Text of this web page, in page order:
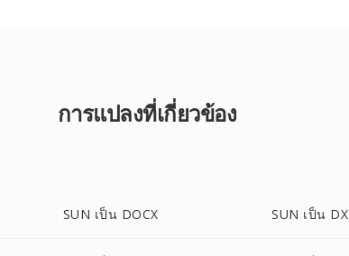
การแปลงที่เกี่ยวข้อง
SUN เป็น DOCX SUN เป็น